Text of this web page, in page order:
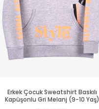
Erkek Çocuk Sweatshirt Baskılı
Kapüşonlu Gri Melanj (9-10 Yaş)